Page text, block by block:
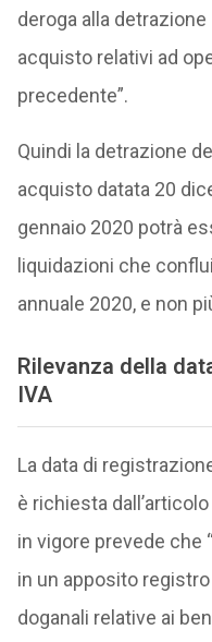
deroga alla
acquisto relativi ad
precedente”.
Quindi la detrazione
acquisto datata 20
gennaio 2020 potrà
liquidazioni che
annuale 2020, e non
Rilevanza della
IVA
La data di
è richiesta
in vigore prevede che
in un apposito
doganali relative ai